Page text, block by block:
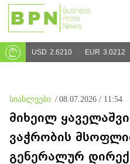
USD 2.6210 EUR 3.0212
სიახლეები / 08.07.2026 / 11:54
მიხეილ
ვაჭრობის
გენერალურ